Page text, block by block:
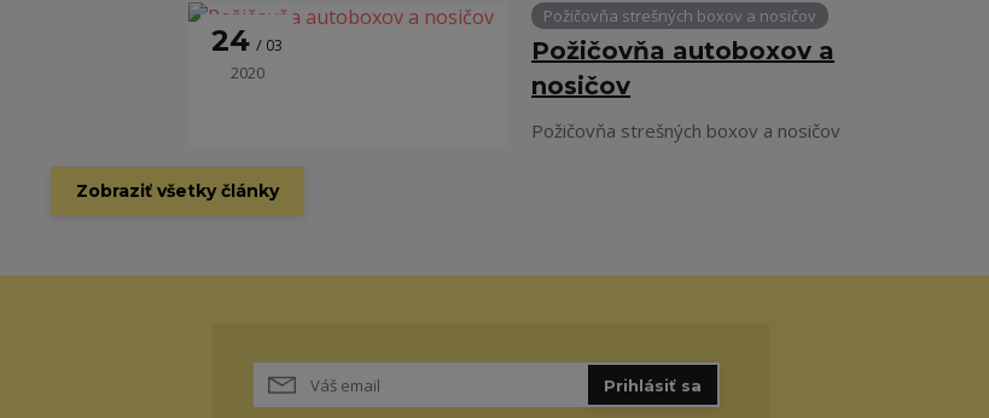
24 03
2020
Požičovňa strešných boxov a nosičov
Požičovňa autoboxov a
nosičov
Požičovňa strešných boxov a nosičov
Zobraziť všetky články
Prihlásiť sa